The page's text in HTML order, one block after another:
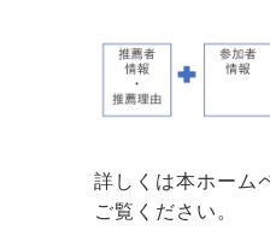
詳しくは本ホーム
ご覧ください。